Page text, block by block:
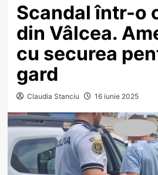
Scandal într-o
din Vâlcea.
cu securea
gard
Claudia Stanciu 16 iunie 2025